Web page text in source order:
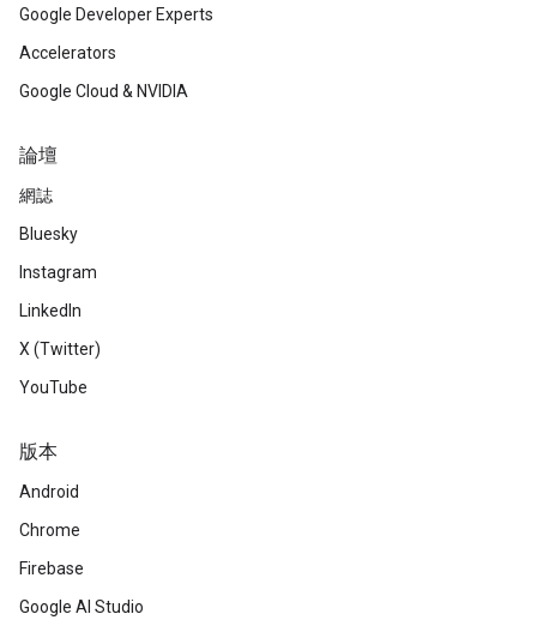
Google Developer Experts
Accelerators
Google Cloud & NVIDIA
論壇
網誌
Bluesky
Instagram
LinkedIn
X (Twitter)
YouTube
版本
Android
Chrome
Firebase
Google AI Studio